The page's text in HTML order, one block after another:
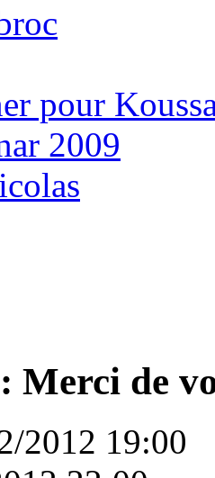
pour
2009
Merci de
2012 19:00